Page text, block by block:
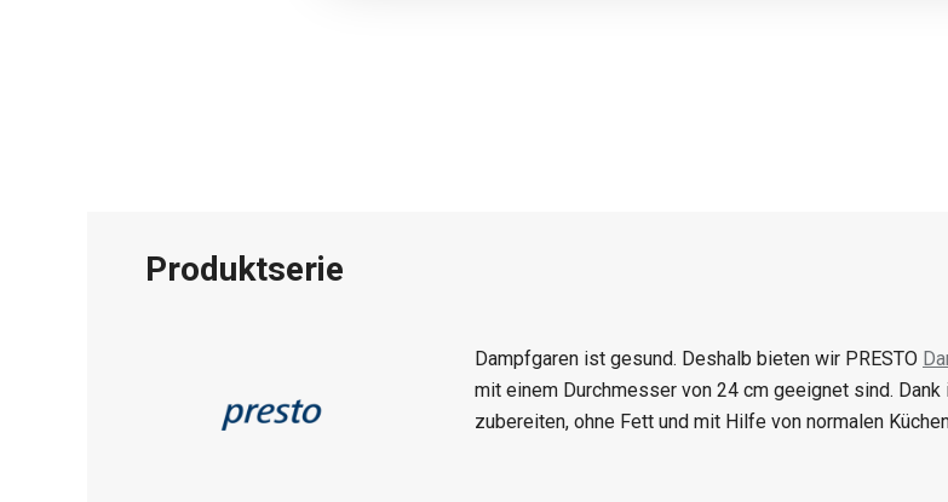
Produktserie
Dampfgaren ist gesund. Deshalb bieten wir PRESTO
mit einem Durchmesser von 24 cm geeignet sind.
zubereiten, ohne Fett und mit Hilfe von normalen